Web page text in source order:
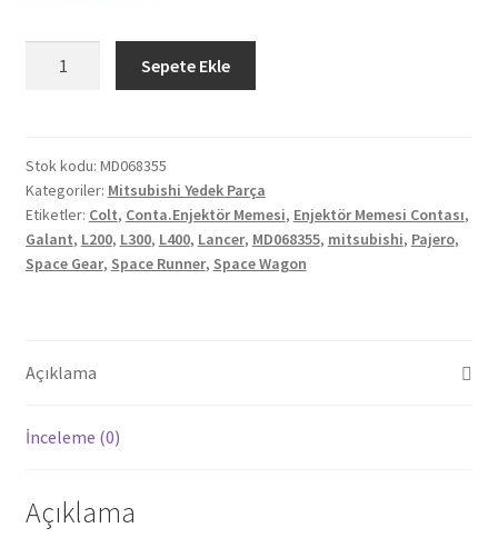
L200
L300
L400
Lancer
Pajero
Memesi
MD068355
Sepete Ekle
Stok kodu: MD068355
Kategoriler: Mitsubishi Yedek Parça
Etiketler: Colt, Conta.Enjektör Memesi, Enjektör Memesi Contası,
Galant, L200, L300, L400, Lancer, MD068355, mitsubishi, Pajero,
Space Gear, Space Runner, Space Wagon
Açıklama
İnceleme (0)
Açıklama